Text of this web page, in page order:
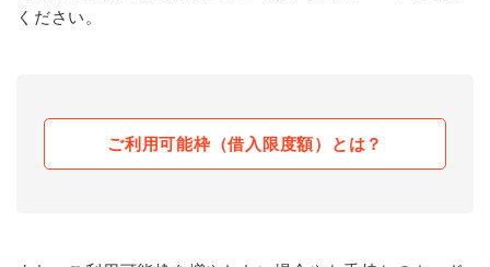
ください。
ご利用可能枠（借入限度額）とは？